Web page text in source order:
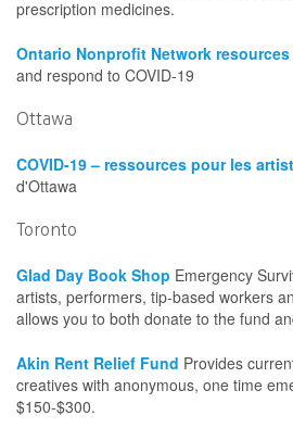
prescription medicines.
Ontario Nonprofit Network resources
and respond to COVID-19
Ottawa
COVID-19 – ressources pour les
d'Ottawa
Toronto
Glad Day Book Shop Emergency
artists, performers, tip-based workers
allows you to both donate to the fund
Akin Rent Relief Fund Provides
creatives with anonymous, one time
$150-$300.